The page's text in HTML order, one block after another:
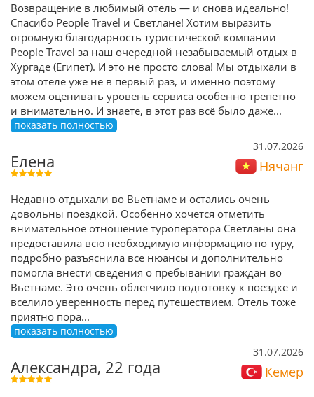
Возвращение в любимый отель — и снова идеально!
Спасибо People Travel и Светлане! Хотим выразить
огромную благодарность туристической компании
People Travel за наш очередной незабываемый отдых в
Хургаде (Египет). И это не просто слова! Мы отдыхали в
этом отеле уже не в первый раз, и именно поэтому
можем оценивать уровень сервиса особенно трепетно
и внимательно. И знаете, в этот раз всё было даже...
показать полностью
31.07.2026
Елена Нячанг
Недавно отдыхали во Вьетнаме и остались очень
довольны поездкой. Особенно хочется отметить
внимательное отношение туроператора Светланы она
предоставила всю необходимую информацию по туру,
подробно разъяснила все нюансы и дополнительно
помогла внести сведения о пребывании граждан во
Вьетнаме. Это очень облегчило подготовку к поездке и
вселило уверенность перед путешествием. Отель тоже
приятно пора...
показать полностью
31.07.2026
Александра, 22 года Кемер